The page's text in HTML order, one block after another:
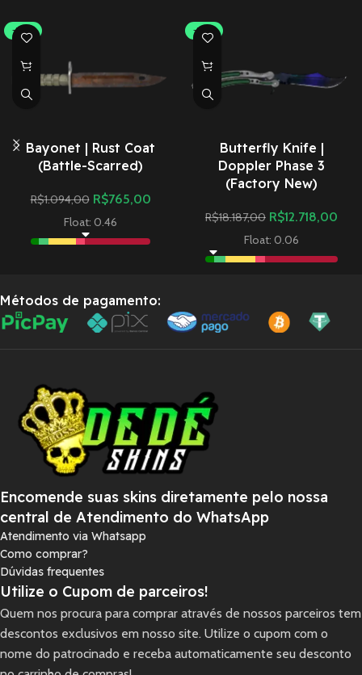
-30%
Bayonet | Rust Coat
(Battle-Scarred)
R$1.094,00 R$765,00
Float: 0.46
-30%
Butterfly Knife |
Doppler Phase 3
(Factory New)
R$18.187,00 R$12.718,00
Float: 0.06
Métodos de pagamento:
Encomende suas skins diretamente pelo nossa
central de Atendimento do WhatsApp
Atendimento via Whatsapp
Como comprar?
Dúvidas frequentes
Utilize o Cupom de parceiros!
Quem nos procura para comprar através de nossos parceiros tem
descontos exclusivos em nosso site. Utilize o cupom com o
nome do patrocinado e receba automaticamente seu desconto